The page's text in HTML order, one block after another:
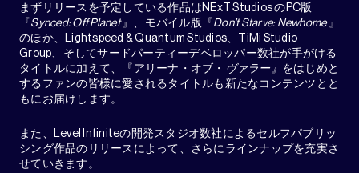
まずリリースを予定している作品はNExT Studios のPC版
『 Synced: Off Planet』、モバイル版『 Don’t Starve: Newhome』
のほか、Lightspeed & Quantum Studios、TiMi Studio
Group、そしてサードパーティーデベロッパー数社が手がける
タイトルに加えて、『アリーナ・オブ・ ヴァラー』 をはじめと
するファンの皆様に愛されるタイトルも新たなコンテンツとと
もにお届けします。
また、Level Infiniteの開発スタジオ数社によるセルフパブリッ
シング作品のリリースによって、さらにラインナップを充実さ
せていきます。